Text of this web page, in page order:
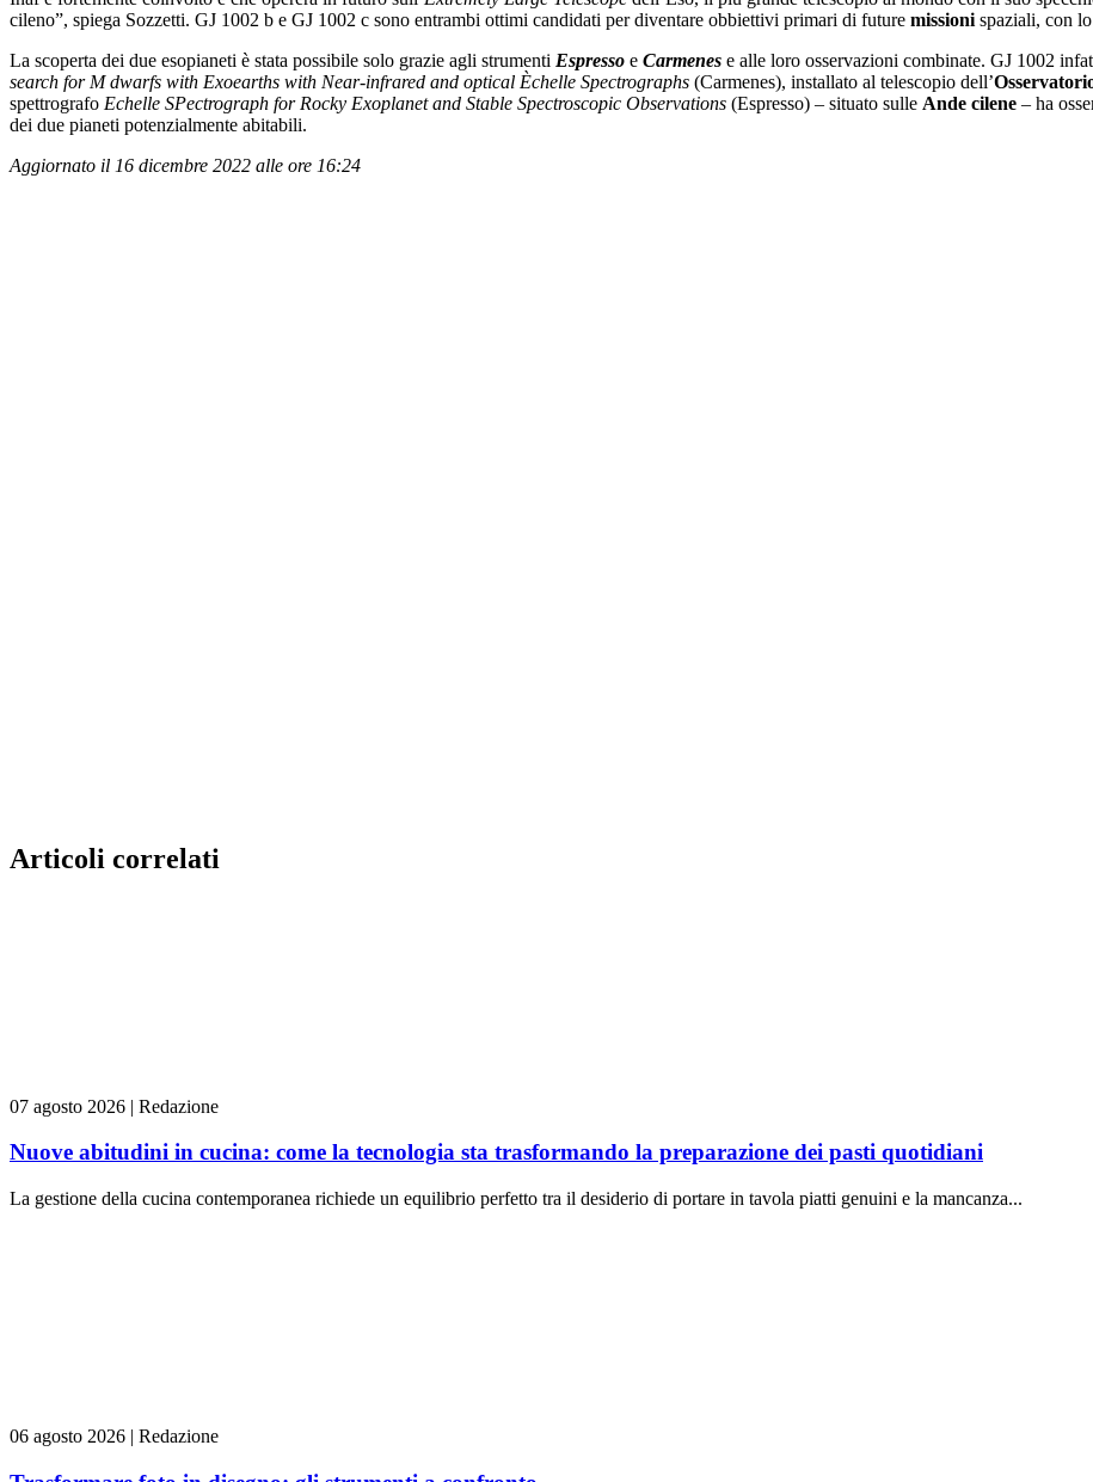
cileno”, spiega Sozzetti. GJ 1002 b e GJ 1002 c sono entrambi ottimi candidati per diventare obbiettivi primari di future missioni spaziali, con
La scoperta dei due esopianeti è stata possibile solo grazie agli strumenti Espresso e Carmenes e alle loro osservazioni combinate. GJ 1002
search for M dwarfs with Exoearths with Near-infrared and optical Èchelle Spectrographs (Carmenes), installato al telescopio dell’
spettrografo Echelle SPectrograph for Rocky Exoplanet and Stable Spectroscopic Observations (Espresso) – situato sulle Ande cilene – ha
dei due pianeti potenzialmente abitabili.
Aggiornato il 16 dicembre 2022 alle ore 16:24
Articoli correlati
07 agosto 2026 | Redazione
Nuove abitudini in cucina: come la tecnologia sta trasformando la preparazione dei pasti quotidiani
La gestione della cucina contemporanea richiede un equilibrio perfetto tra il desiderio di portare in tavola piatti genuini e la mancanza...
06 agosto 2026 | Redazione